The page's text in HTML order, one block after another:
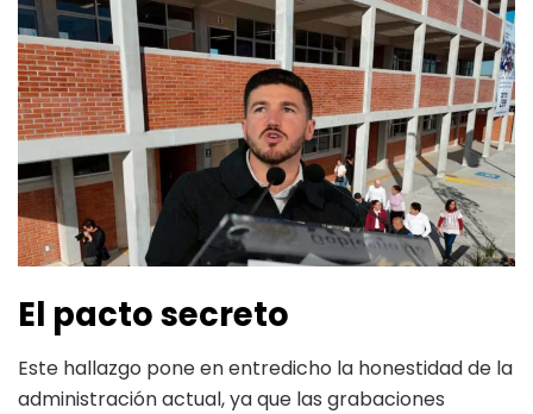
El pacto secreto
Este hallazgo pone en entredicho la honestidad de la
administración actual, ya que las grabaciones